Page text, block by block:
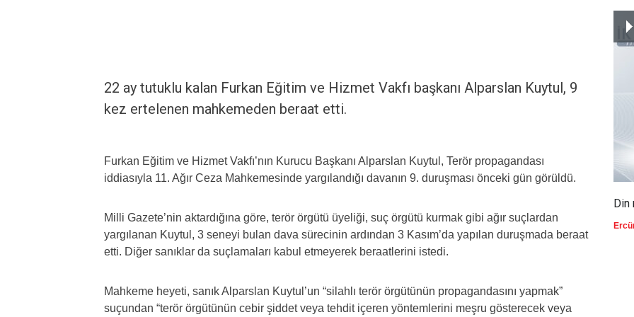
22 ay tutuklu kalan Furkan Eğitim ve Hizmet Vakfı başkanı Alparslan Kuytul, 9
kez ertelenen mahkemeden beraat etti.
Furkan Eğitim ve Hizmet Vakfı’nın Kurucu Başkanı Alparslan Kuytul, Terör propagandası
iddiasıyla 11. Ağır Ceza Mahkemesinde yargılandığı davanın 9. duruşması önceki gün görüldü.
Milli Gazete’nin aktardığına göre, terör örgütü üyeliği, suç örgütü kurmak gibi ağır suçlardan
yargılanan Kuytul, 3 seneyi bulan dava sürecinin ardından 3 Kasım’da yapılan duruşmada beraat
etti. Diğer sanıklar da suçlamaları kabul etmeyerek beraatlerini istedi.
Mahkeme heyeti, sanık Alparslan Kuytul’un “silahlı terör örgütünün propagandasını yapmak”
suçundan “terör örgütünün cebir şiddet veya tehdit içeren yöntemlerini meşru gösterecek veya
Din